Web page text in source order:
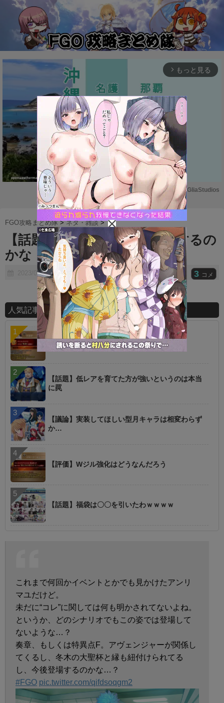
arrow_forward_ios もっと見る
M
u
t
e
Powered by GliaStudios
FGO攻略まとめ隊 >ネタ・雑談 >
【話題】この鯖って今後登場するの
かな・・・・？
2023/03/07 3 コメ
人気記事ランキング
【指摘】卑弥呼の強化はぶっ壊れじゃない？
【話題】低レアを育てた方が強いというのは本当
に罠
【議論】実装してほしい型月キャラは相変わらず
か…
【評価】Wジル強化はどうなんだろう
【話題】福袋は〇〇を引いたわｗｗｗｗ
これまで何回かイベントとかでも見かけたアンリ
マユだけど。
未だに“コレ”に関しては何も明かされてないよね。
というか、どのシナリオでもこの姿では登場して
ないような…？
奏章、もしくは特異点F。アヴェンジャーが関係し
てくるし、冬木の大聖杯と縁も紐付けられてる
し、今後登場するのかな…？
#FGO pic.twitter.com/qifdsoqgm2